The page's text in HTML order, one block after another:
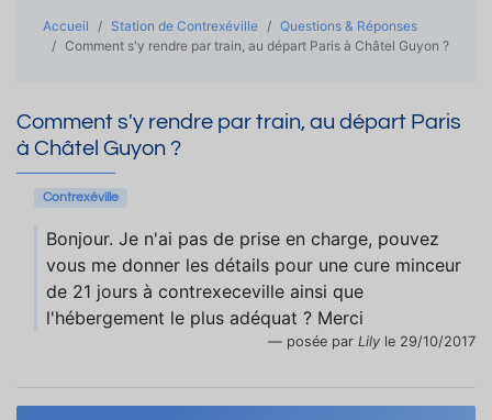
Accueil Station de Contrexéville
Questions & Réponses
Comment s'y rendre par train, au départ Paris à Châtel Guyon ?
Comment s'y rendre par train, au départ Paris
à Châtel Guyon ?
Contrexéville
Bonjour. Je n'ai pas de prise en charge, pouvez
vous me donner les détails pour une cure minceur
de 21 jours à contrexeceville ainsi que
l'hébergement le plus adéquat ? Merci
posée par Lily le 29/10/2017